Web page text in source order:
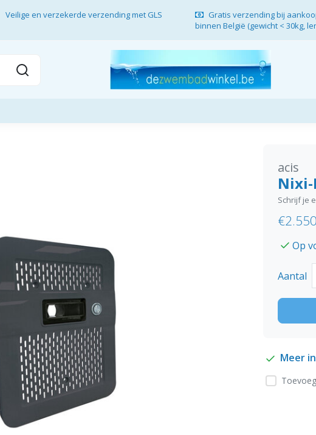
Veilige en verzekerde verzending met GLS
Gratis verzending bij
binnen België (gewicht < 30kg,
acis
Nixi-
Schrijf je
Op
Aantal
Meer